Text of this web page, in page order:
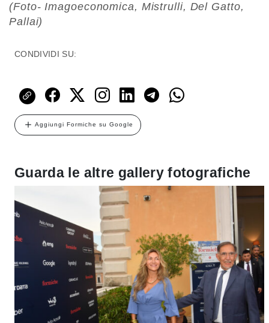
(Foto- Imagoeconomica, Mistrulli, Del Gatto,
Pallai)
CONDIVIDI SU:
Aggiungi Formiche su Google
Guarda le altre gallery fotografiche